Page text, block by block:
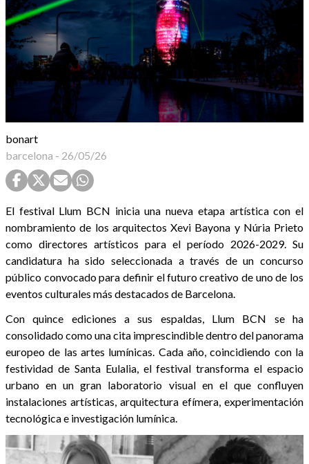
bonart
barcelona - 26/05/26
El festival Llum BCN inicia una nueva etapa artística con el
nombramiento de los arquitectos Xevi Bayona y Núria Prieto
como directores artísticos para el período 2026-2029. Su
candidatura ha sido seleccionada a través de un concurso
público convocado para definir el futuro creativo de uno de los
eventos culturales más destacados de Barcelona.
Con quince ediciones a sus espaldas, Llum BCN se ha
consolidado como una cita imprescindible dentro del panorama
europeo de las artes lumínicas. Cada año, coincidiendo con la
festividad de Santa Eulalia, el festival transforma el espacio
urbano en un gran laboratorio visual en el que confluyen
instalaciones artísticas, arquitectura efímera, experimentación
tecnológica e investigación lumínica.